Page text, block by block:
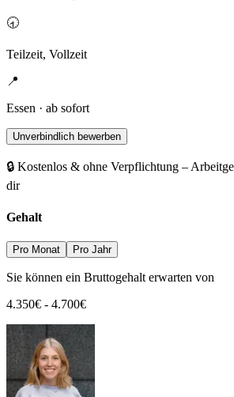
🕣
Teilzeit, Vollzeit
📍
Essen · ab sofort
Unverbindlich bewerben
🔒 Kostenlos & ohne Verpflichtung –
dir
Gehalt
Pro Monat Pro Jahr
Sie können ein Bruttogehalt erwarten von
4.350€ - 4.700€